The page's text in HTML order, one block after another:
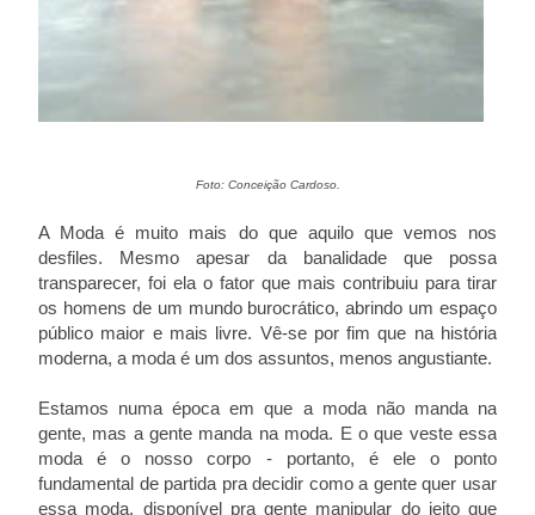
Foto: Conceição Cardoso.
A Moda é muito mais do que aquilo que vemos nos
desfiles. Mesmo apesar da banalidade que possa
transparecer, foi ela o fator que mais contribuiu para tirar
os homens de um mundo burocrático, abrindo um espaço
público maior e mais livre. Vê-se por fim que na história
moderna, a moda é um dos assuntos, menos angustiante.
Estamos numa época em que a moda não manda na
gente, mas a gente manda na moda. E o que veste essa
moda é o nosso corpo - portanto, é ele o ponto
fundamental de partida pra decidir como a gente quer usar
essa moda, disponível pra gente manipular do jeito que